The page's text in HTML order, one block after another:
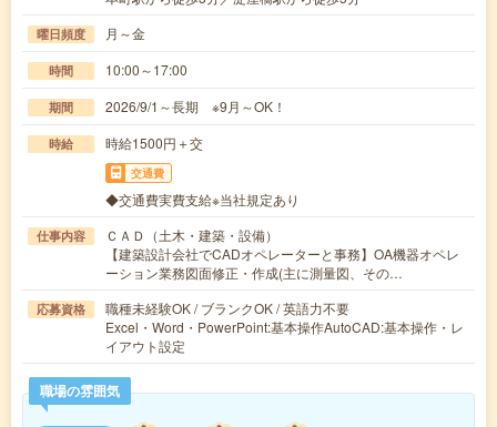
曜日頻度 月～金
時間 10:00～17:00
期間 2026/9/1～長期 ※9月～OK！
時給 時給1500円＋交
交通費
◆交通費実費支給※当社規定あり
仕事内容
ＣＡＤ（土木・建築・設備）
【建築設計会社でCADオペレーターと事務】OA機器オペレ
ーション業務図面修正・作成(主に測量図、その…
応募資格
職種未経験OK / ブランクOK / 英語力不要
Excel・Word・PowerPoint:基本操作AutoCAD:基本操作・レ
イアウト設定
職場の雰囲気